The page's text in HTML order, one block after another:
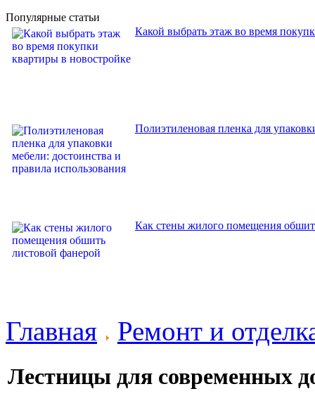
Популярные статьи
Какой выбрать этаж во время
Полиэтиленовая пленка для
Как стены жилого помещения
Главная Ремонт и
Лестницы для современных